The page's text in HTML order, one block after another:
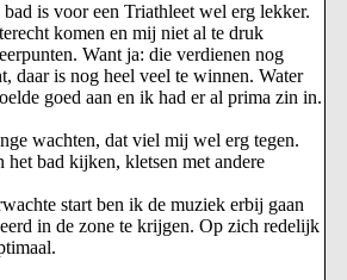
is voor een Triathleet wel erg lekker.
komen en mij niet al te druk
Want ja: die verdienen nog
daar is nog heel veel te winnen. Water
goed aan en ik had er al prima zin in.
wachten, dat viel mij wel erg tegen.
het bad kijken, kletsen met andere
start ben ik de muziek erbij gaan
in de zone te krijgen. Op zich redelijk